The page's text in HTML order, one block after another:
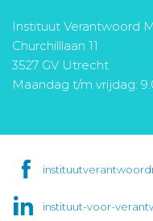
Instituut Verantwoord
Churchilllaan 11
3527 GV Utrecht
Maandag t/m vrijdag:
instituut-voor-